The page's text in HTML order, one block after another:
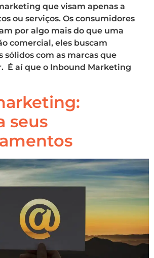
que visam apenas a
ou serviços. Os consumidores
por algo mais do que uma
comercial, eles buscam
sólidos com as marcas que
É aí que o Inbound Marketing
seus